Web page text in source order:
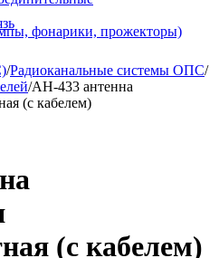
фонарики, прожекторы)
/Радиоканальные системы ОПС/
/АН-433 антенна
(с кабелем)
(с кабелем)